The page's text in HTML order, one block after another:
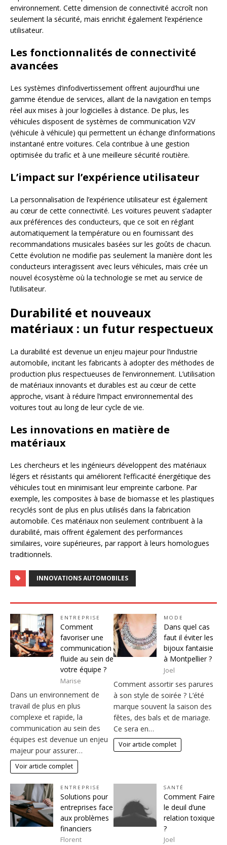
environnement. Cette dimension de connectivité accroît non
seulement la sécurité, mais enrichit également l’expérience
utilisateur.
Les fonctionnalités de connectivité
avancées
Les systèmes d’infodivertissement offrent aujourd’hui une
gamme étendue de services, allant de la navigation en temps
réel aux mises à jour logicielles à distance. De plus, les
véhicules disposent de systèmes de communication V2V
(véhicule à véhicule) qui permettent un échange d’informations
instantané entre voitures. Cela contribue à une gestion
optimisée du trafic et à une meilleure sécurité routière.
L’impact sur l’expérience utilisateur
La personnalisation de l’expérience utilisateur est également
au cœur de cette connectivité. Les voitures peuvent s’adapter
aux préférences des conducteurs, que ce soit en réglant
automatiquement la température ou en fournissant des
recommandations musicales basées sur les goûts de chacun.
Cette évolution ne modifie pas seulement la manière dont les
conducteurs interagissent avec leurs véhicules, mais crée un
nouvel écosystème où la technologie se met au service de
l’utilisateur.
Durabilité et nouveaux
matériaux : un futur respectueux
La durabilité est devenue un enjeu majeur pour l’industrie
automobile, incitant les fabricants à adopter des méthodes de
production plus respectueuses de l’environnement. L’utilisation
de matériaux innovants et durables est au cœur de cette
approche, visant à réduire l’impact environnemental des
voitures tout au long de leur cycle de vie.
Les innovations en matière de
matériaux
Les chercheurs et les ingénieurs développent des matériaux
légers et résistants qui améliorent l’efficacité énergétique des
véhicules tout en minimisant leur empreinte carbone. Par
exemple, les composites à base de biomasse et les plastiques
recyclés sont de plus en plus utilisés dans la fabrication
automobile. Ces matériaux non seulement contribuent à la
durabilité, mais offrent également des performances
similaires, voire supérieures, par rapport à leurs homologues
traditionnels.
INNOVATIONS AUTOMOBILES
ENTREPRISE
Comment
favoriser une
communication
fluide au sein de
votre équipe ?
Marise
Dans un environnement de
travail de plus en plus
complexe et rapide, la
communication au sein des
équipes est devenue un enjeu
majeur pour assurer…
Voir article complet
MODE
Dans quel cas
faut il éviter les
bijoux fantaisie
à Montpellier ?
Joel
Comment assortir ses parures
à son style de soirée ? L’été
marque souvent la saison des
fêtes, des bals et de mariage.
Ce sera en…
Voir article complet
ENTREPRISE
Solutions pour
entreprises face
aux problèmes
financiers
Florent
SANTÉ
Comment Faire
le deuil d’une
relation toxique
?
Joel